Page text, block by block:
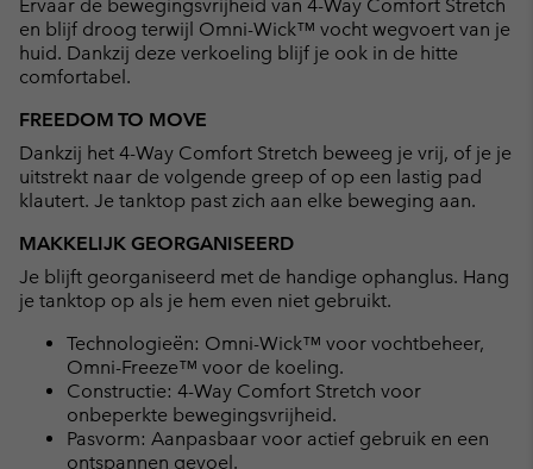
Ervaar de bewegingsvrijheid van 4-Way Comfort Stretch
en blijf droog terwijl Omni-Wick™ vocht wegvoert van je
huid. Dankzij deze verkoeling blijf je ook in de hitte
comfortabel.
FREEDOM TO MOVE
Dankzij het 4-Way Comfort Stretch beweeg je vrij, of je je
uitstrekt naar de volgende greep of op een lastig pad
klautert. Je tanktop past zich aan elke beweging aan.
MAKKELIJK GEORGANISEERD
Je blijft georganiseerd met de handige ophanglus. Hang
je tanktop op als je hem even niet gebruikt.
Technologieën: Omni-Wick™ voor vochtbeheer,
Omni-Freeze™ voor de koeling.
Constructie: 4-Way Comfort Stretch voor
onbeperkte bewegingsvrijheid.
Pasvorm: Aanpasbaar voor actief gebruik en een
ontspannen gevoel.